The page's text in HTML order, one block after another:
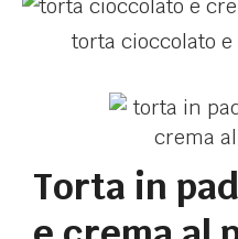
torta cioccolato
Torta in